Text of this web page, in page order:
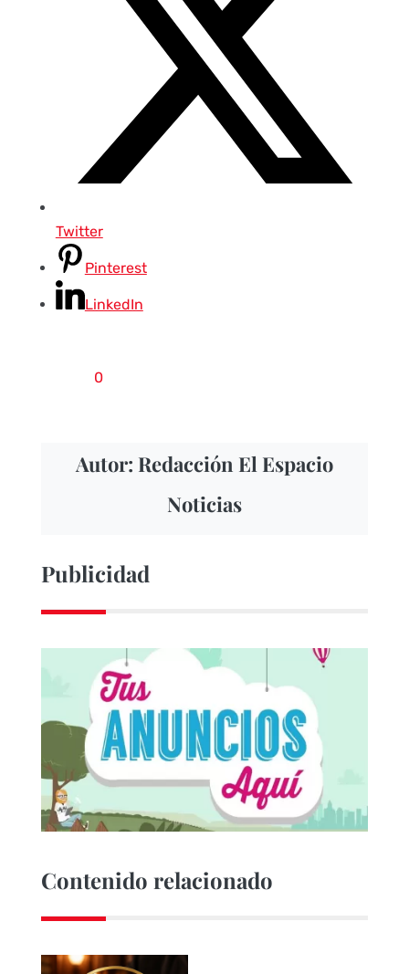
Twitter
Pinterest
LinkedIn
0
Autor: Redacción El Espacio
Noticias
Publicidad
Contenido relacionado